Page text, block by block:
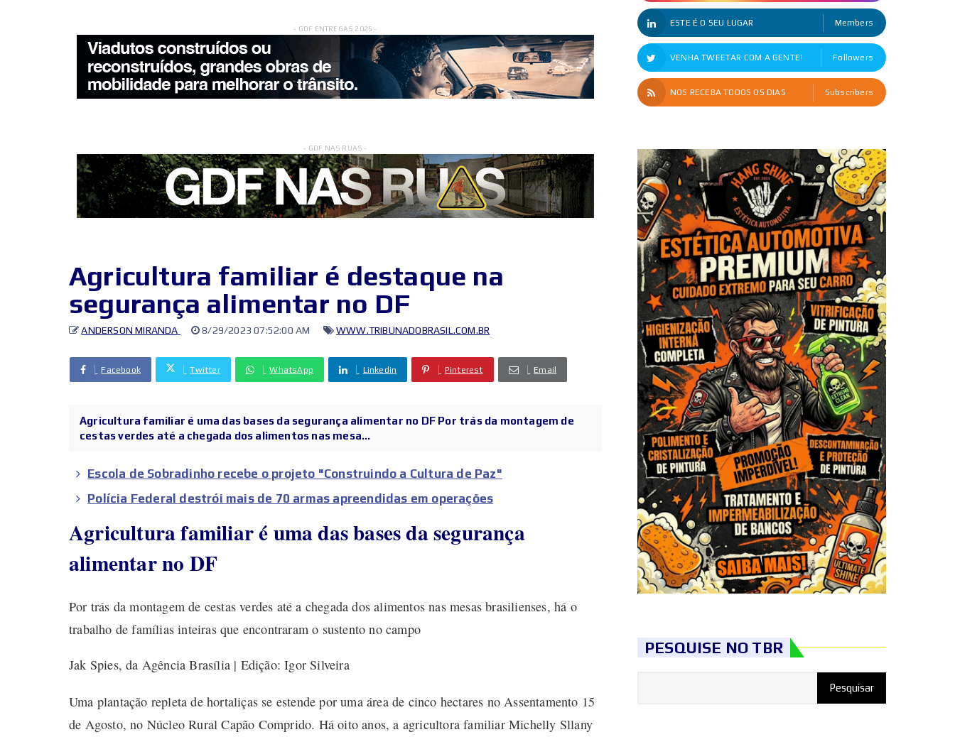
- GDF ENTREGAS 2025 -
- GDF NAS RUAS -
Agricultura familiar é destaque na
segurança alimentar no DF
ANDERSON MIRANDA 8/29/2023 07:52:00 AM WWW.TRIBUNADOBRASIL.COM.BR
Facebook Twitter WhatsApp Linkedin Pinterest Email
Agricultura familiar é uma das bases da segurança alimentar no DF Por trás da montagem de
cestas verdes até a chegada dos alimentos nas mesa...
Escola de Sobradinho recebe o projeto "Construindo a Cultura de Paz"
Polícia Federal destrói mais de 70 armas apreendidas em operações
Agricultura familiar é uma das bases da segurança
alimentar no DF
Por trás da montagem de cestas verdes até a chegada dos alimentos nas mesas brasilienses, há o
trabalho de famílias inteiras que encontraram o sustento no campo
Jak Spies, da Agência Brasília | Edição: Igor Silveira
Uma plantação repleta de hortaliças se estende por uma área de cinco hectares no Assentamento 15
de Agosto, no Núcleo Rural Capão Comprido. Há oito anos, a agricultora familiar Michelly Sllany
ESTE É O SEU LUGAR Members
VENHA TWEETAR COM A GENTE! Followers
NOS RECEBA TODOS OS DIAS Subscribers
PESQUISE NO TBR